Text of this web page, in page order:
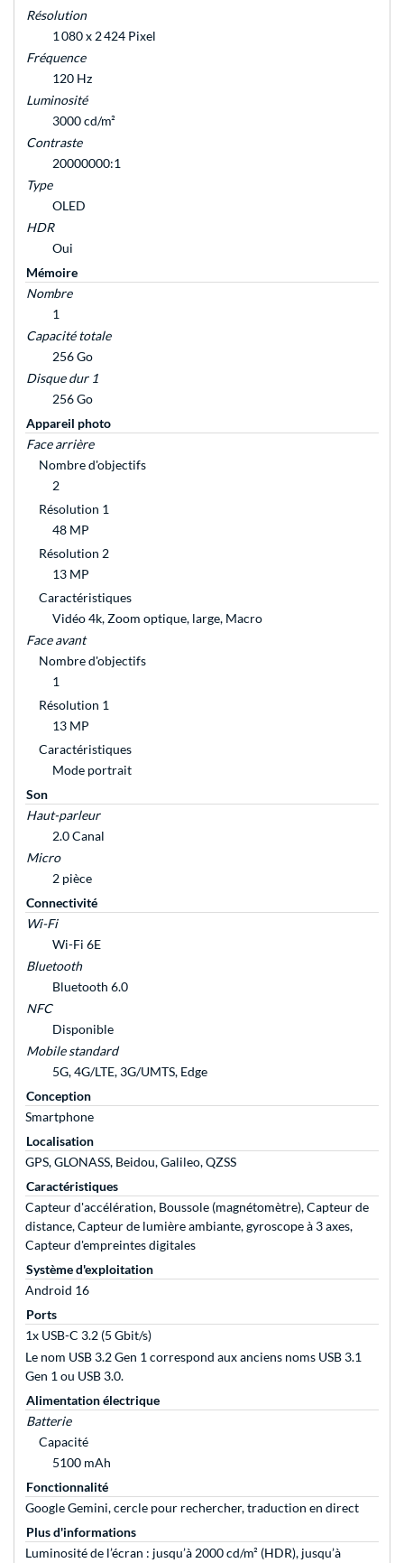
Résolution
1 080 x 2 424 Pixel
Fréquence
120 Hz
Luminosité
3000 cd/m²
Contraste
20000000:1
Type
OLED
HDR
Oui
Mémoire
Nombre
1
Capacité totale
256 Go
Disque dur 1
256 Go
Appareil photo
Face arrière
Nombre d'objectifs
2
Résolution 1
48 MP
Résolution 2
13 MP
Caractéristiques
Vidéo 4k, Zoom optique, large, Macro
Face avant
Nombre d'objectifs
1
Résolution 1
13 MP
Caractéristiques
Mode portrait
Son
Haut-parleur
2.0 Canal
Micro
2 pièce
Connectivité
Wi-Fi
Wi-Fi 6E
Bluetooth
Bluetooth 6.0
NFC
Disponible
Mobile standard
5G, 4G/LTE, 3G/UMTS, Edge
Conception
Smartphone
Localisation
GPS, GLONASS, Beidou, Galileo, QZSS
Caractéristiques
Capteur d'accélération, Boussole (magnétomètre), Capteur de
distance, Capteur de lumière ambiante, gyroscope à 3 axes,
Capteur d'empreintes digitales
Système d'exploitation
Android 16
Ports
1x USB-C 3.2 (5 Gbit/s)
Le nom USB 3.2 Gen 1 correspond aux anciens noms USB 3.1
Gen 1 ou USB 3.0.
Alimentation électrique
Batterie
Capacité
5100 mAh
Fonctionnalité
Google Gemini, cercle pour rechercher, traduction en direct
Plus d'informations
Luminosité de l’écran : jusqu’à 2000 cd/m² (HDR), jusqu’à